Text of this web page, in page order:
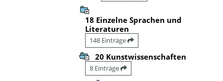
18 Einzelne Sprachen und
Literaturen
148 Einträge
20 Kunstwissenschaften
8 Einträge